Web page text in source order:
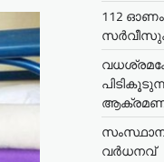
112
വർധനവ്